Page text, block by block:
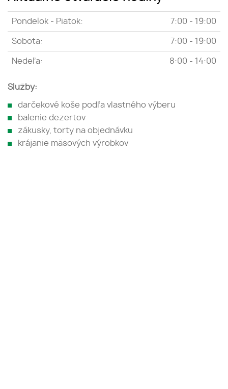
Pondelok - Piatok: 7:00 - 19:00
Sobota: 7:00 - 19:00
Nedeľa: 8:00 - 14:00
Služby:
darčekové koše podľa vlastného výberu
balenie dezertov
zákusky, torty na objednávku
krájanie mäsových výrobkov